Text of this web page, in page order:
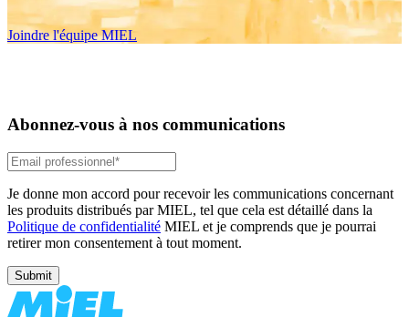
Joindre l'équipe MIEL
Abonnez-vous à nos communications
Je donne mon accord pour recevoir les communications concernant
les produits distribués par MIEL, tel que cela est détaillé dans la
Politique de confidentialité MIEL et je comprends que je pourrai
retirer mon consentement à tout moment.